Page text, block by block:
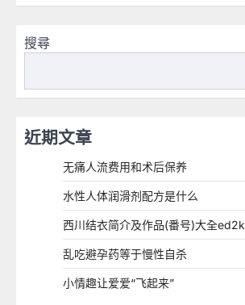
搜尋
近期文章
无痛人流费用和术后保养
水性人体润滑剂配方是什么
西川结衣简介及作品(番号)大全ed2k
乱吃避孕药等于慢性自杀
小情趣让爱爱“飞起来”